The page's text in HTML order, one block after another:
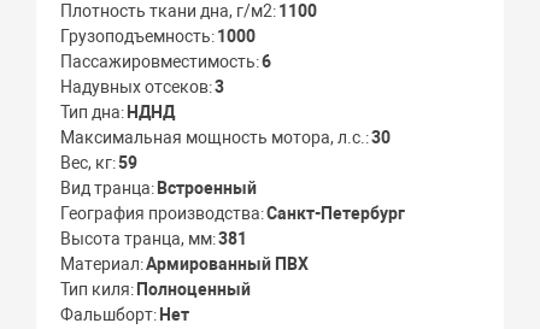
Плотность ткани дна, г/м2 1100
Грузоподъемность 1000
Пассажировместимость 6
Надувных отсеков 3
Тип дна НДНД
Максимальная мощность мотора, л.с. 30
Вес, кг 59
Вид транца Встроенный
География производства Санкт-Петербург
Высота транца, мм 381
Материал Армированный ПВХ
Тип киля Полноценный
Фальшборт Нет